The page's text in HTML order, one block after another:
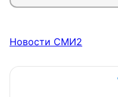
Новости СМИ2